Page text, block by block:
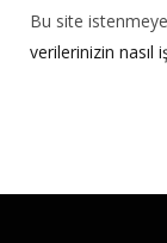
Bu site
verilerinizin nasıl